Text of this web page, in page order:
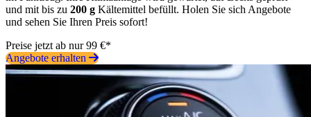
und mit bis zu 200 g Kältemittel befüllt. Holen Sie sich Angebote
und sehen Sie Ihren Preis sofort!
Preise jetzt ab nur 99 €*
Angebote erhalten